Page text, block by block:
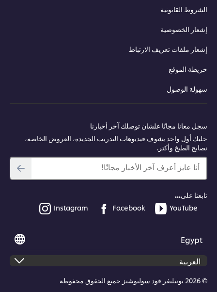
الشروط القانونية
إشعار الخصوصية
إشعار ملفات تعريف الارتباط
خريطة الموقع
سهولة الوصول
سجل معانا مجانًا علشان توصلك آخر أخبارنا
حليك أول واحد يشوف فيديوهات التدريب الجديدة، العروض الخاصة،
نصايح الطبخ وأكتر.
أنا عايز أعرف آخر الأخبار مجانًا!
تابعنا على...
YouTube
Facebook
Instagram
Egypt